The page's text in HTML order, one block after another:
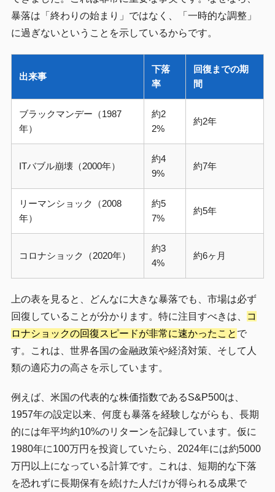
暴落は「終わりの始まり」ではなく、「一時的な調整」
に過ぎないということを示しているからです。
出来事
下落
率
回復までの期
間
ブラックマンデー（1987
年）
約2
2%
約2年
ITバブル崩壊（2000年）
約4
9%
約7年
リーマンショック（2008
年）
約5
7%
約5年
コロナショック（2020年）
約3
4%
約6ヶ月
上の表を見ると、どんなに大きな暴落でも、市場は必ず
回復していることが分かります。特に注目すべきは、
コ
ロナショックの回復スピードが非常に速かったこと で
す。これは、世界各国の金融政策や経済対策、そして人
類の適応力の高さを示しています。
例えば、米国の代表的な株価指数であるS&P500は、
1957年の設定以来、何度も暴落を経験しながらも、長期
的には年平均約10%のリターンを記録しています。仮に
1980年に100万円を投資していたら、2024年には約5000
万円以上になっている計算です。これは、短期的な下落
を恐れずに長期保有を続けた人だけが得られる成果で